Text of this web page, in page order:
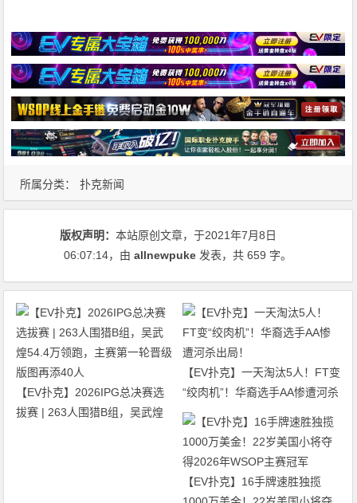
所属分类： 扑克新闻
版权声明：本站原创文章，于2021年7月8日
06:07:14，由allnewpuke 发表，共 659 字。
【EV扑克】2026IPG总决赛选
拔赛 | 263人围猎B组，吴武煌
【EV扑克】一天淘汰5人！FT变
“绞肉机”！华裔选手AA惨遭河杀
出局！
【EV扑克】16手牌速胜独揽